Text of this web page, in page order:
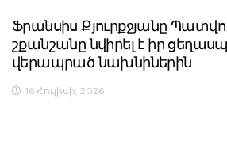
Ֆրանսիս Քյուրքջյանը Պատվո
շքանշանը նվիրել է իր
վերապրած նախնիներին
16 Հուլիսի, 2026